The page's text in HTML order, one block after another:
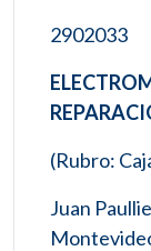
2902033
(Rubro:
Juan